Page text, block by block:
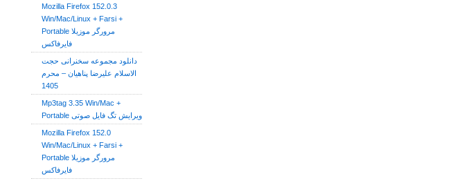
Mozilla Firefox 152.0.3
Win/Mac/Linux + Farsi +
Portable مرورگر موزیلا
فایرفاکس
دانلود مجموعه سخنرانی حجت
الاسلام علیرضا پناهیان – محرم
1405
Mp3tag 3.35 Win/Mac +
Portable ویرایش تگ فایل صوتی
Mozilla Firefox 152.0
Win/Mac/Linux + Farsi +
Portable مرورگر موزیلا
فایرفاکس